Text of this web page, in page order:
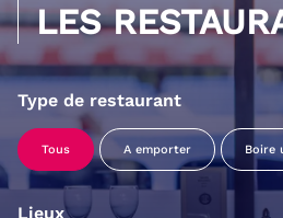
LES
Type de restaurant
Tous A emporter Boire
Lieux